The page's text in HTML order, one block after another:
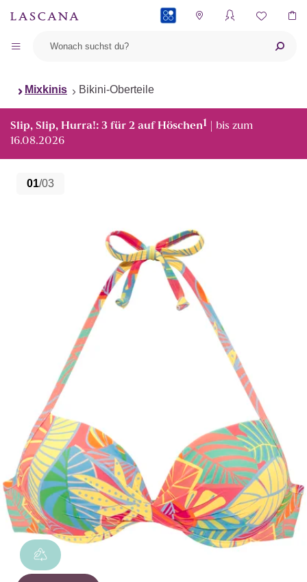
Mixkinis Bikini-Oberteile
Slip, Slip, Hurra!: 3 für 2 auf Höschen1 | bis zum
16.08.2026
01/03